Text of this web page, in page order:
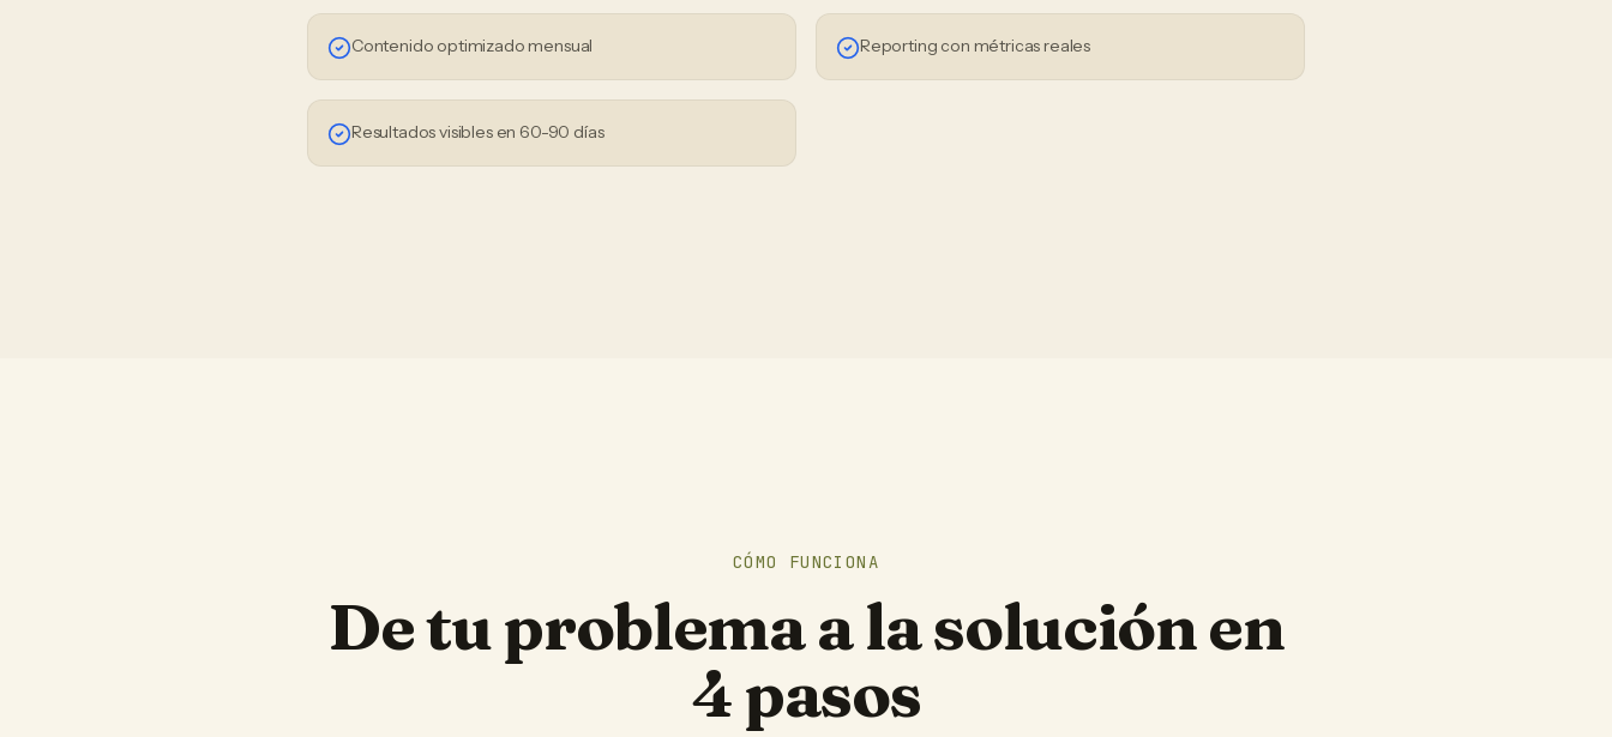
Contenido optimizado mensual Reporting con métricas reales
Resultados visibles en 60-90 días
CÓMO FUNCIONA
De tu problema a la solución en
4 pasos